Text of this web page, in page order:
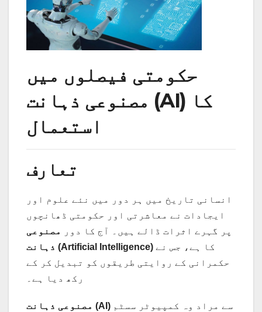
حکومتی فیصلوں میں
مصنوعی ذہانت (AI) کا
استعمال
تعارف
انسانی تاریخ میں ہر دور میں نئے علوم اور
ایجادات نے معاشرتی اور حکومتی ڈھانچوں
پر گہرے اثرات ڈالے ہیں۔ آج کا دور
مصنوعی
ذہانت (Artificial Intelligence)
حکمرانی کے روایتی طریقوں کو تبدیل کر کے
رکھ دیا ہے۔
مصنوعی ذہانت (AI)